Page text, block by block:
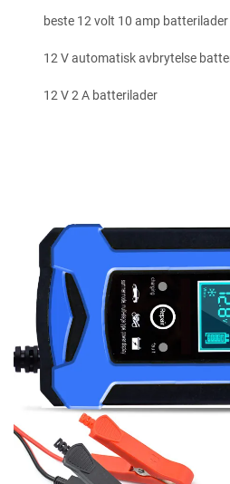
beste 12 volt 10 amp batterilader
12 V automatisk avbrytelse
12 V 2 A batterilader